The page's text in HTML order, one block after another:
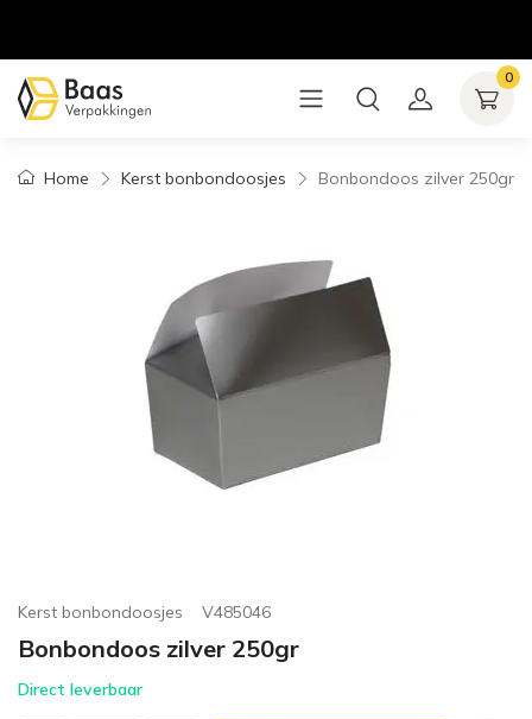
0
Home Kerst bonbondoosjes Bonbondoos zilver 250gr
Kerst bonbondoosjes V485046
Bonbondoos zilver 250gr
Direct leverbaar